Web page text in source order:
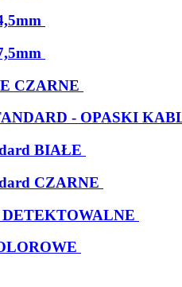
CZARNE
- OPASKI
BIAŁE
CZARNE